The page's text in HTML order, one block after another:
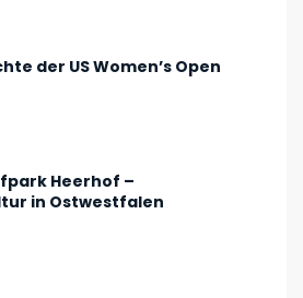
der US Women’s Open
Heerhof –
in Ostwestfalen